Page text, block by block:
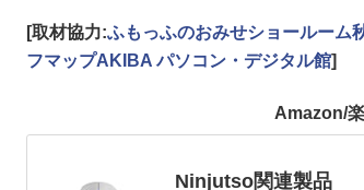
[取材協力:ふもっふのおみせショールーム
フマップAKIBA パソコン・デジタル館]
Amazon/
Ninjutso関連製品